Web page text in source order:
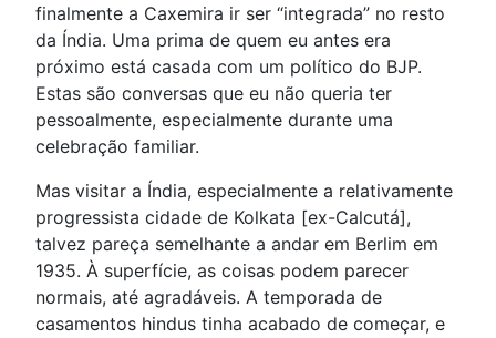
finalmente a Caxemira ir ser “integrada” no resto
da Índia. Uma prima de quem eu antes era
próximo está casada com um político do BJP.
Estas são conversas que eu não queria ter
pessoalmente, especialmente durante uma
celebração familiar.
Mas visitar a Índia, especialmente a relativamente
progressista cidade de Kolkata [ex-Calcutá],
talvez pareça semelhante a andar em Berlim em
1935. À superfície, as coisas podem parecer
normais, até agradáveis. A temporada de
casamentos hindus tinha acabado de começar, e